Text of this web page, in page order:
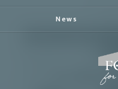
News